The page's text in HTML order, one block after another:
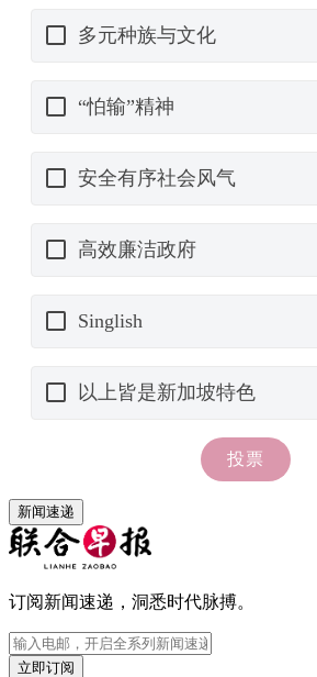
新闻速递
订阅新闻速递，洞悉时代脉搏。
立即订阅